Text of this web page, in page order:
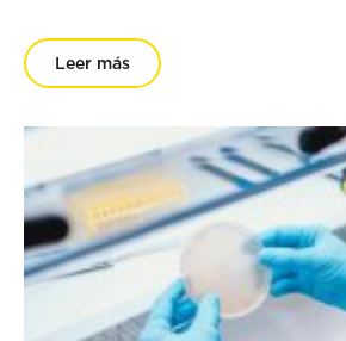
Leer más